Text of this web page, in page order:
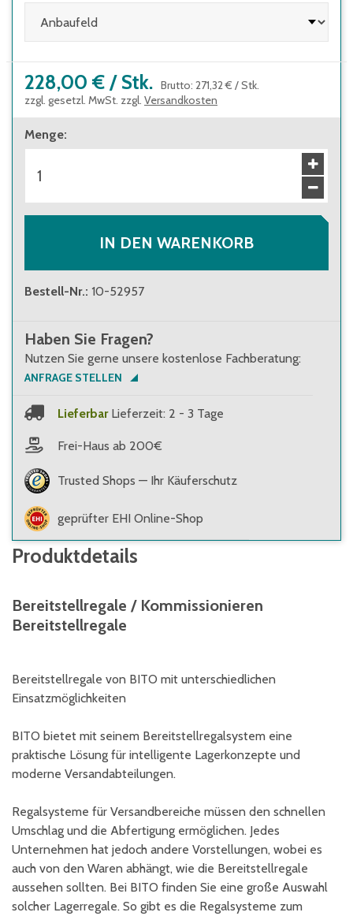
228,00 € / Stk. Brutto: 271,32 € /Stk.
zzgl. gesetzl. MwSt. zzgl. Versandkosten
Menge:
IN DEN WARENKORB
Bestell-Nr.: 10-52957
Haben Sie Fragen?
Nutzen Sie gerne unsere kostenlose Fachberatung:
ANFRAGE STELLEN
Lieferbar Lieferzeit: 2 - 3 Tage
Frei-Haus ab 200€
Trusted Shops — Ihr Käuferschutz
geprüfter EHI Online-Shop
Produktdetails
Bereitstellregale / Kommissionieren
Bereitstellregale
Bereitstellregale von BITO mit unterschiedlichen
Einsatzmöglichkeiten
BITO bietet mit seinem Bereitstellregalsystem eine
praktische Lösung für intelligente Lagerkonzepte und
moderne Versandabteilungen.
Regalsysteme für Versandbereiche müssen den schnellen
Umschlag und die Abfertigung ermöglichen. Jedes
Unternehmen hat jedoch andere Vorstellungen, wobei es
auch von den Waren abhängt, wie die Bereitstellregale
aussehen sollten. Bei BITO finden Sie eine große Auswahl
solcher Lagerregale. So gibt es die Regalsysteme zum